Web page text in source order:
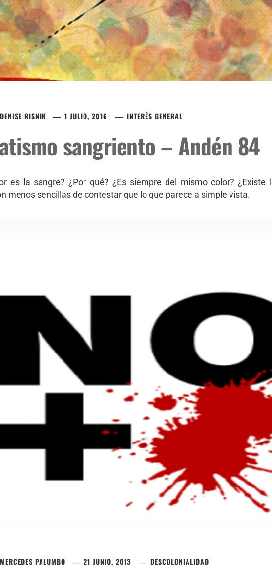
DENISE RISNIK 1 JULIO, 2016 INTERÉS GENERAL
sangriento – Andén 84
es la sangre? ¿Por qué? ¿Es siempre del mismo color? ¿Existe
menos sencillas de contestar que lo que parece a simple vista.
MERCEDES PALUMBO 21 JUNIO, 2013 DESCOLONIALIDAD